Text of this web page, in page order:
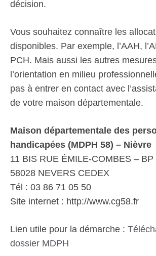
décision.
Vous souhaitez connaître les
disponibles. Par exemple, l’AAH,
PCH. Mais aussi les autres
l’orientation en milieu
pas à entrer en contact avec
de votre maison départementale.
Maison départementale des
handicapées (MDPH 58) – Nièvre
11 BIS RUE ÉMILE-COMBES – BP
58028 NEVERS CEDEX
Tél : 03 86 71 05 50
Site internet : http://www.cg58.fr
Lien utile pour la démarche :
dossier MDPH